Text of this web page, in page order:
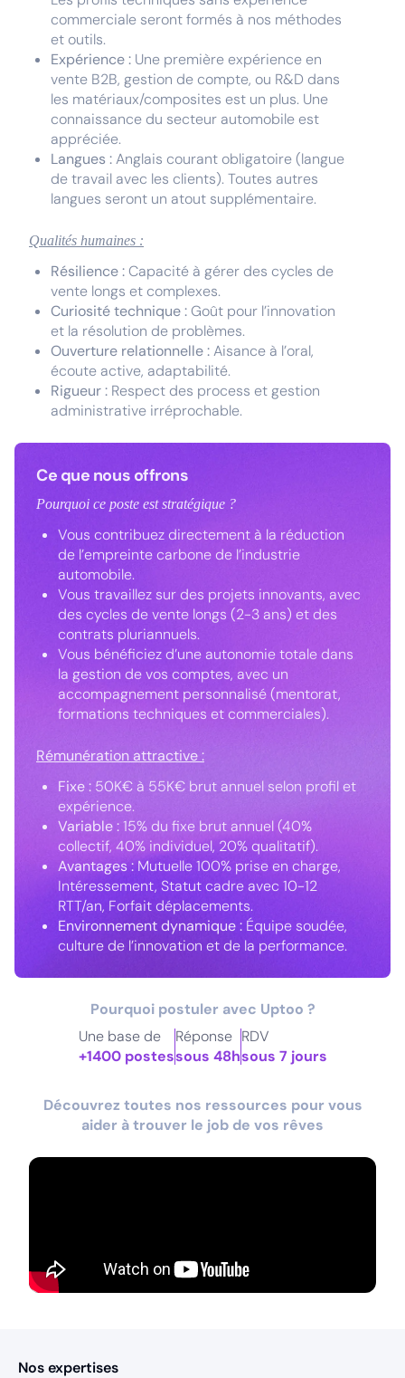
commerciale seront formés à nos méthodes
et outils.
Expérience : Une première expérience en
vente B2B, gestion de compte, ou R&D dans
les matériaux/composites est un plus. Une
connaissance du secteur automobile est
appréciée.
Langues :Anglais courant obligatoire (langue
de travail avec les clients). Toutes autres
langues seront un atout supplémentaire.
Qualités humaines :
Résilience :Capacité à gérer des cycles de
vente longs et complexes.
Curiosité technique :Goût pour l’innovation
et la résolution de problèmes.
Ouverture relationnelle :Aisance à l’oral,
écoute active, adaptabilité.
Rigueur : Respect des process et gestion
administrative irréprochable.
Ce que nous offrons
Pourquoi ce poste est stratégique ?
Vous contribuez directement à la réduction
de l’empreinte carbone de l’industrie
automobile.
Vous travaillez sur des projets innovants, avec
des cycles de vente longs (2-3 ans) et des
contrats pluriannuels.
Vous bénéficiez d’une autonomie totale dans
la gestion de vos comptes, avec un
accompagnement personnalisé (mentorat,
formations techniques et commerciales).
Rémunération attractive :
Fixe : 50K€ à 55K€ brut annuel selon profil et
expérience.
Variable :15% du fixe brut annuel (40%
collectif, 40% individuel, 20% qualitatif).
Avantages : Mutuelle 100% prise en charge,
Intéressement, Statut cadre avec 10-12
RTT/an, Forfait déplacements.
Environnement dynamique : Équipe soudée,
culture de l’innovation et de la performance.
Pourquoi postuler avec Uptoo ?
Une base de
+1400 postes
Réponse
sous 48h
RDV
sous 7 jours
Découvrez toutes nos ressources pour vous
aider à trouver le job de vos rêves
Nos expertises